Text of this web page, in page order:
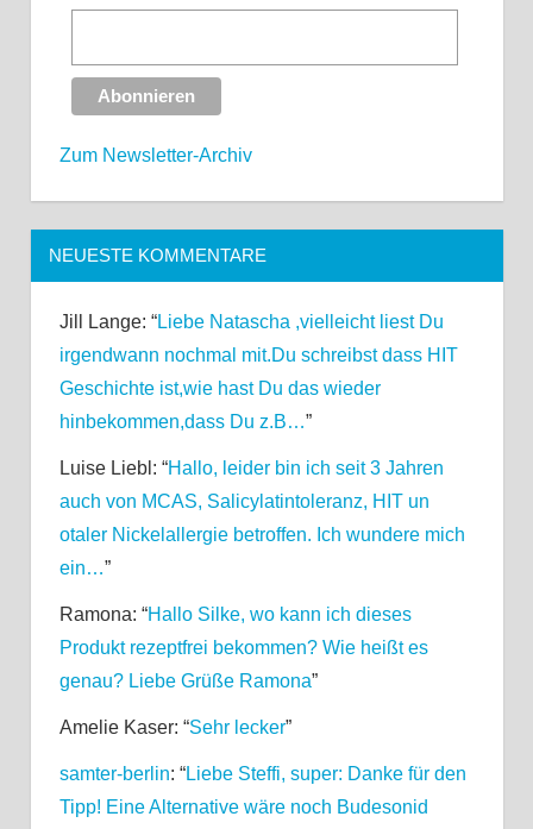
Zum Newsletter-Archiv
NEUESTE KOMMENTARE
Jill Lange: “Liebe Natascha ,vielleicht liest Du
irgendwann nochmal mit.Du schreibst dass HIT
Geschichte ist,wie hast Du das wieder
hinbekommen,dass Du z.B…”
Luise Liebl : “Hallo, leider bin ich seit 3 Jahren
auch von MCAS, Salicylatintoleranz, HIT un
otaler Nickelallergie betroffen. Ich wundere mich
ein…”
Ramona: “Hallo Silke, wo kann ich dieses
Produkt rezeptfrei bekommen? Wie heißt es
genau? Liebe Grüße Ramona”
Amelie Kaser: “Sehr lecker”
samter-berlin: “Liebe Steffi, super: Danke für den
Tipp! Eine Alternative wäre noch Budesonid